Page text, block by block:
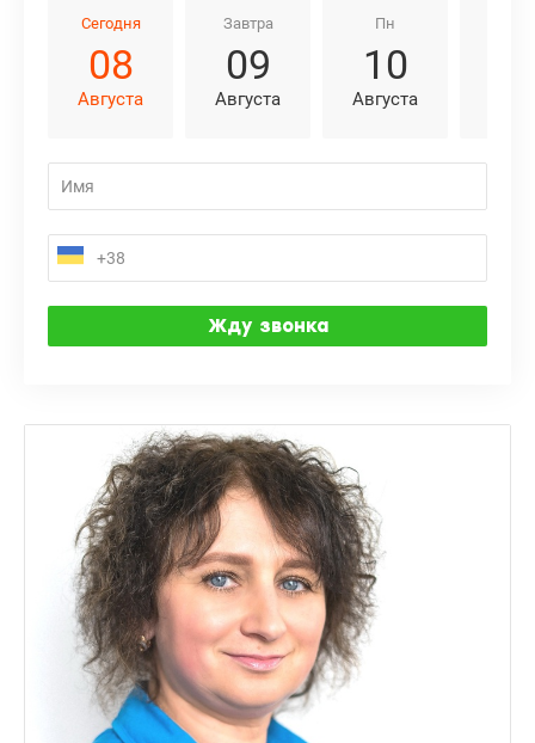
Сегодня
08
Августа
Завтра
09
Августа
Пн
10
Августа